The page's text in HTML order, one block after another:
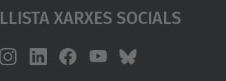
Llista Xarxes Socials